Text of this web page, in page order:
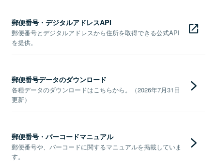
郵便番号・デジタルアドレスAPI
郵便番号とデジタルアドレスから住所を取得できる公式API
を提供。
郵便番号データのダウンロード
各種データのダウンロードはこちらから。（2026年7月31日
更新）
郵便番号・バーコードマニュアル
郵便番号や、バーコードに関するマニュアルを掲載していま
す。